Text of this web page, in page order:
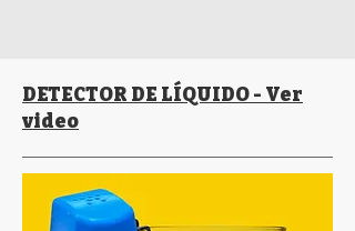
DETECTOR DE LÍQUIDO - Ver
video